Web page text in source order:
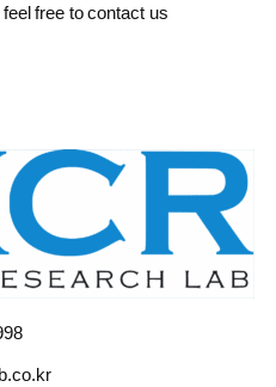
free to contact us